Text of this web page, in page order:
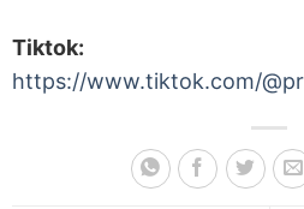
Tiktok:
https://www.tiktok.com/